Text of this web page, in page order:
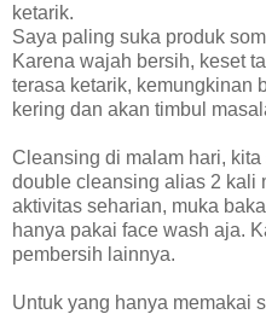
ketarik.
Saya paling suka produk
Karena wajah bersih, keset
terasa ketarik, kemungkinan
kering dan akan timbul
Cleansing di malam hari,
double cleansing alias 2 kali
aktivitas seharian, muka
hanya pakai face wash aja.
pembersih lainnya.
Untuk yang hanya memakai